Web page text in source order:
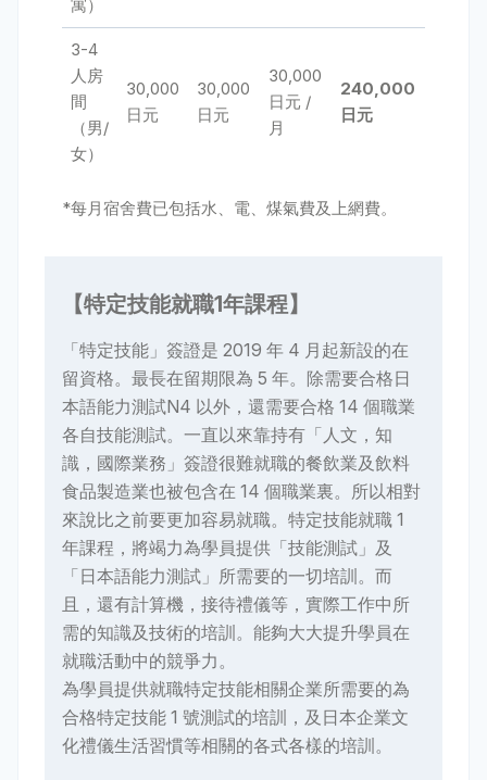
寓）
3-4
人房
間
（男/
女）
30,000
日元
30,000
日元
30,000
日元 /
月
240,000
日元
*每月宿舍費已包括水、電、煤氣費及上網費。
【特定技能就職1年課程】
「特定技能」簽證是 2019 年 4 月起新設的在
留資格。最長在留期限為 5 年。除需要合格日
本語能力測試N4 以外，還需要合格 14 個職業
各自技能測試。一直以來靠持有「人文，知
識，國際業務」簽證很難就職的餐飲業及飲料
食品製造業也被包含在 14 個職業裏。所以相對
來說比之前要更加容易就職。特定技能就職 1
年課程，將竭力為學員提供「技能測試」及
「日本語能力測試」所需要的一切培訓。而
且，還有計算機，接待禮儀等，實際工作中所
需的知識及技術的培訓。能夠大大提升學員在
就職活動中的競爭力。
為學員提供就職特定技能相關企業所需要的為
合格特定技能 1 號測試的培訓，及日本企業文
化禮儀生活習慣等相關的各式各樣的培訓。